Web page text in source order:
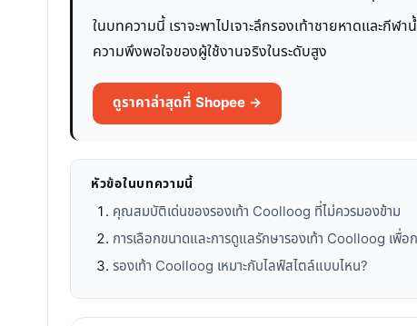
ในบทความนี้ เราจะพาไปเจาะลึกรองเท้าชายหาดและ
ความพึงพอใจของผู้ใช้งานจริงในระดับสูง
ดูราคาล่าสุดที่ Shopee →
หัวข้อในบทความนี้
คุณสมบัติเด่นของรองเท้า Coolloog ที่ไม่ควรมองข้าม
การเลือกขนาดและการดูแลรักษารองเท้า Coolloog เพื่อ
รองเท้า Coolloog เหมาะกับไลฟ์สไตล์แบบไหน?